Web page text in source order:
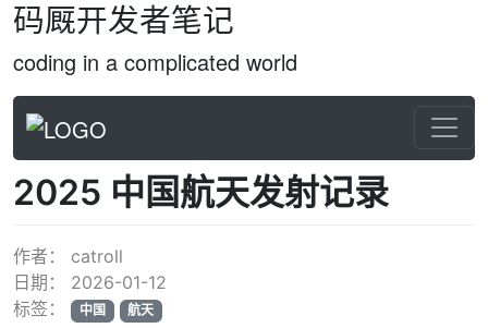
码厩开发者笔记
coding in a complicated world
2025 中国航天发射记录
作者： catroll
日期： 2026-01-12
标签：
中国 航天